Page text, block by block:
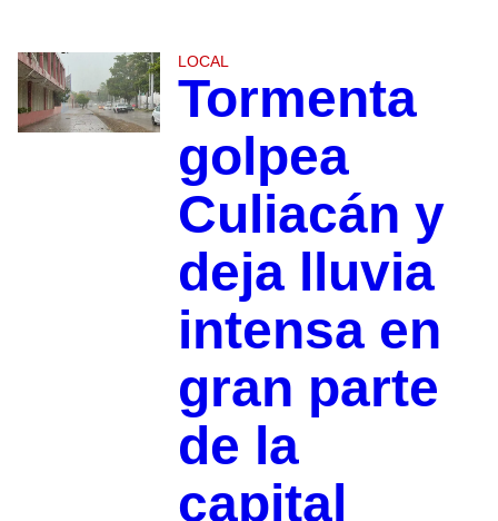
LOCAL
Tormenta
golpea
Culiacán y
deja lluvia
intensa en
gran parte
de la
capital